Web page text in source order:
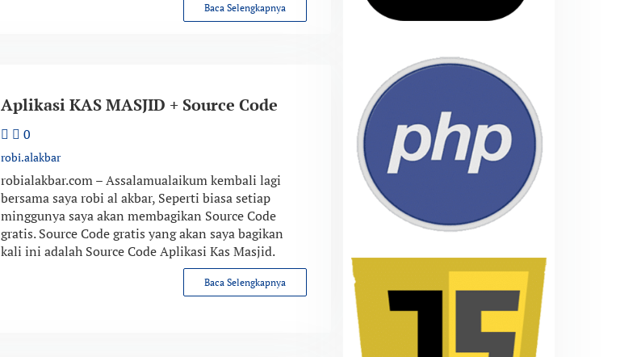
Baca Selengkapnya
Aplikasi KAS MASJID + Source Code
0
robi.alakbar
robialakbar.com – Assalamualaikum kembali lagi
bersama saya robi al akbar, Seperti biasa setiap
minggunya saya akan membagikan Source Code
gratis. Source Code gratis yang akan saya bagikan
kali ini adalah Source Code Aplikasi Kas Masjid.
Baca Selengkapnya